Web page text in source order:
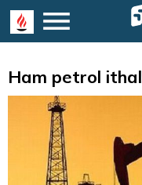
Ham petrol